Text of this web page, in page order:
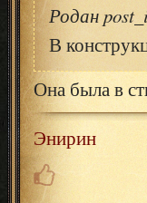
Родан
В
Она была в
Энирин